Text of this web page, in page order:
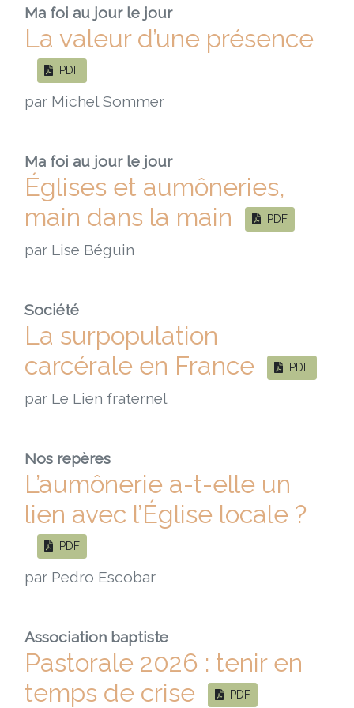
Ma foi au jour le jour
La valeur d’une présence
PDF
par Michel Sommer
Ma foi au jour le jour
Églises et aumôneries,
main dans la main
PDF
par Lise Béguin
Société
La surpopulation
carcérale en France
PDF
par Le Lien fraternel
Nos repères
L’aumônerie a-t-elle un
lien avec l’Église locale ?
PDF
par Pedro Escobar
Association baptiste
Pastorale 2026 : tenir en
temps de crise
PDF